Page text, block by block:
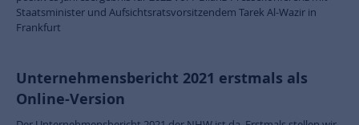
Staatsminister und Aufsichtsratsvorsitzendem Tarek Al-Wazir in
Frankfurt
Unternehmensbericht 2021 erstmals als
Online-Version